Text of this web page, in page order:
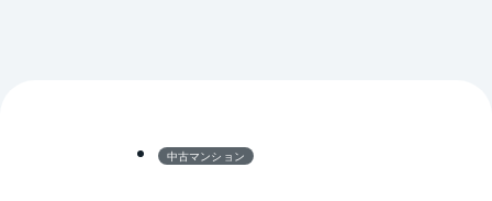
中古マンション